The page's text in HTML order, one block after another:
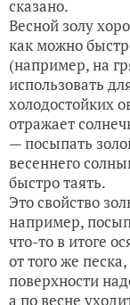
сказано.
Весной золу
как можно
(например, на
использовать
холодостойких
отражает
— посыпать
весеннего
быстро таять.
Это свойство
например,
что-то в итоге
от того же
поверхности
а по весне